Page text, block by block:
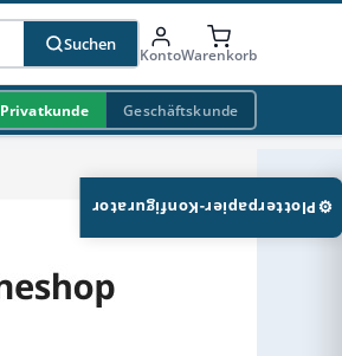
Suchen
KontoWarenkorb
Privatkunde Geschäftskunde
⚙
Plotterpapier-Konfigurator